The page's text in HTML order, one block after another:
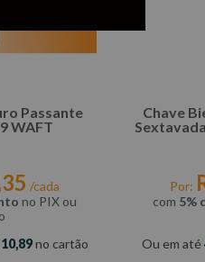
Passante
WAFT
35 /cada
no PIX ou
10,89no cartão
Chave
Por:
com 5%
Ou em até